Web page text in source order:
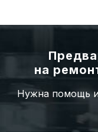
на
Нужна помощь